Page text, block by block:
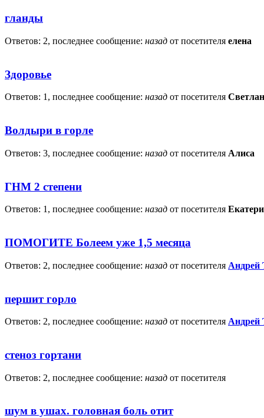
гланды
Ответов: 2, последнее сообщение: назад от посетителя елена
Здоровье
Ответов: 1, последнее сообщение: назад от посетителя
Волдыри в горле
Ответов: 3, последнее сообщение: назад от посетителя Алиса
ГНМ 2 степени
Ответов: 1, последнее сообщение: назад от посетителя
ПОМОГИТЕ Болеем уже 1,5 месяца
Ответов: 2, последнее сообщение: назад от посетителя Андрей
першит горло
Ответов: 2, последнее сообщение: назад от посетителя Андрей
стеноз гортани
Ответов: 2, последнее сообщение: назад от посетителя
шум в ушах. головная боль отит